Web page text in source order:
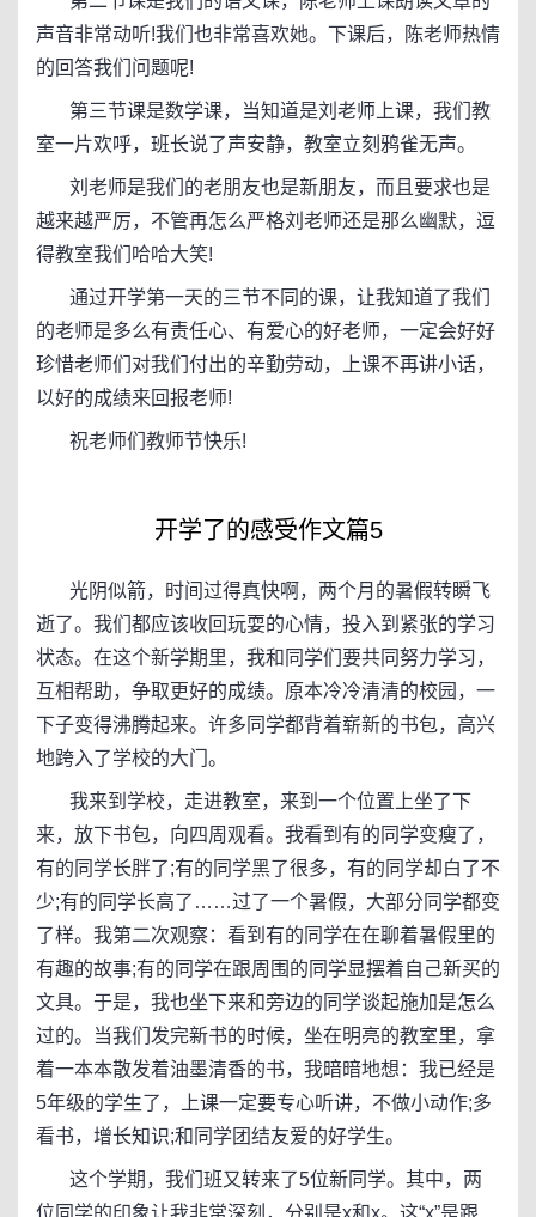
声音非常动听!我们也非常喜欢她。下课后，陈老师热情
的回答我们问题呢!
第三节课是数学课，当知道是刘老师上课，我们教
室一片欢呼，班长说了声安静，教室立刻鸦雀无声。
刘老师是我们的老朋友也是新朋友，而且要求也是
越来越严厉，不管再怎么严格刘老师还是那么幽默，逗
得教室我们哈哈大笑!
通过开学第一天的三节不同的课，让我知道了我们
的老师是多么有责任心、有爱心的好老师，一定会好好
珍惜老师们对我们付出的辛勤劳动，上课不再讲小话，
以好的成绩来回报老师!
祝老师们教师节快乐!
开学了的感受作文篇5
光阴似箭，时间过得真快啊，两个月的暑假转瞬飞
逝了。我们都应该收回玩耍的心情，投入到紧张的学习
状态。在这个新学期里，我和同学们要共同努力学习，
互相帮助，争取更好的成绩。原本冷冷清清的校园，一
下子变得沸腾起来。许多同学都背着崭新的书包，高兴
地跨入了学校的大门。
我来到学校，走进教室，来到一个位置上坐了下
来，放下书包，向四周观看。我看到有的同学变瘦了，
有的同学长胖了;有的同学黑了很多，有的同学却白了不
少;有的同学长高了……过了一个暑假，大部分同学都变
了样。我第二次观察：看到有的同学在在聊着暑假里的
有趣的故事;有的同学在跟周围的同学显摆着自己新买的
文具。于是，我也坐下来和旁边的同学谈起施加是怎么
过的。当我们发完新书的时候，坐在明亮的教室里，拿
着一本本散发着油墨清香的书，我暗暗地想：我已经是
5年级的学生了，上课一定要专心听讲，不做小动作;多
看书，增长知识;和同学团结友爱的好学生。
这个学期，我们班又转来了5位新同学。其中，两
位同学的印象让我非常深刻，分别是x和x。这“x”是跟